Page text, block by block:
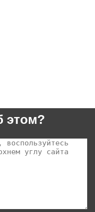
этом?